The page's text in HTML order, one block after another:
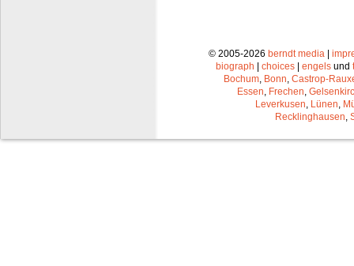
© 2005-2026 berndt media |
biograph | choices | engels und
Bochum Bonn Castrop-
Essen Frechen
Leverkusen Lünen
Recklinghausen